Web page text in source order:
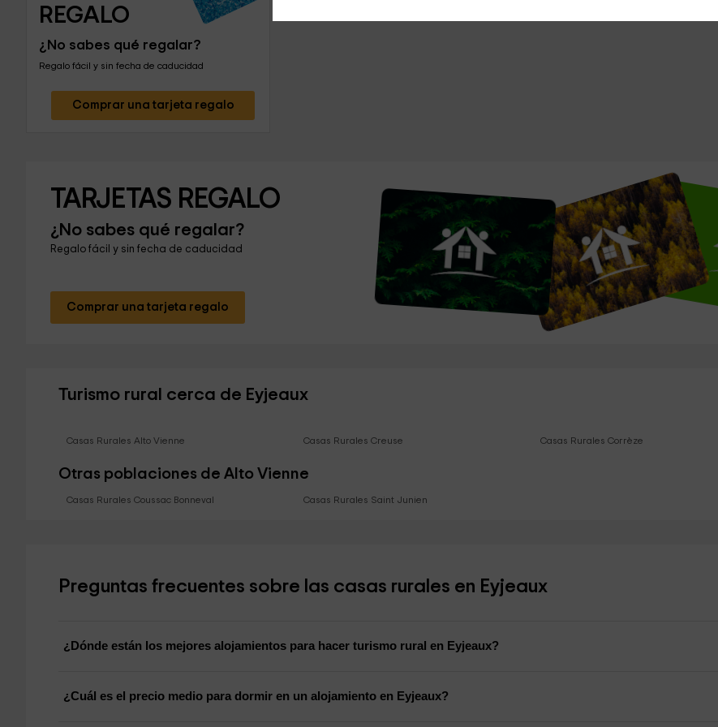
REGALO
¿No sabes qué regalar?
Regalo fácil y sin fecha de caducidad
Comprar una tarjeta regalo
TARJETAS REGALO
¿No sabes qué regalar?
Regalo fácil y sin fecha de caducidad
Comprar una tarjeta regalo
Turismo rural cerca de Eyjeaux
Casas Rurales Alto Vienne Casas Rurales Creuse Casas Rurales Corrèze
Otras poblaciones de Alto Vienne
Casas Rurales Coussac Bonneval Casas Rurales Saint Junien
Preguntas frecuentes sobre las casas rurales en Eyjeaux
¿Dónde están los mejores alojamientos para hacer turismo rural en Eyjeaux?
¿Cuál es el precio medio para dormir en un alojamiento en Eyjeaux?